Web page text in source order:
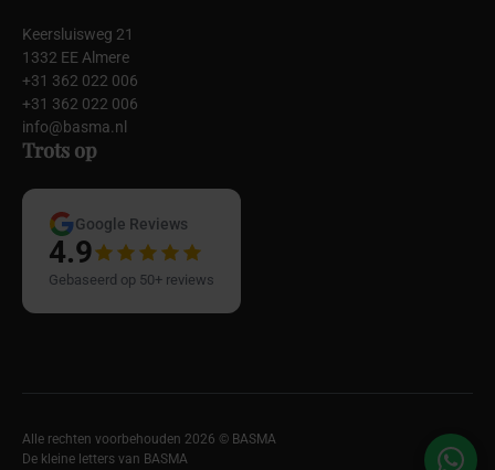
Keersluisweg 21
1332 EE Almere
+31 362 022 006
+31 362 022 006
info@basma.nl
Trots op
Google Reviews
4.9
Gebaseerd op 50+ reviews
Alle rechten voorbehouden 2026 © BASMA
De kleine letters van BASMA